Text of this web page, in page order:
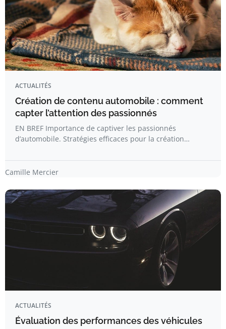
ACTUALITÉS
Création de contenu automobile : comment
capter l’attention des passionnés
EN BREF Importance de captiver les passionnés
d’automobile. Stratégies efficaces pour la création…
Camille Mercier
ACTUALITÉS
Évaluation des performances des véhicules